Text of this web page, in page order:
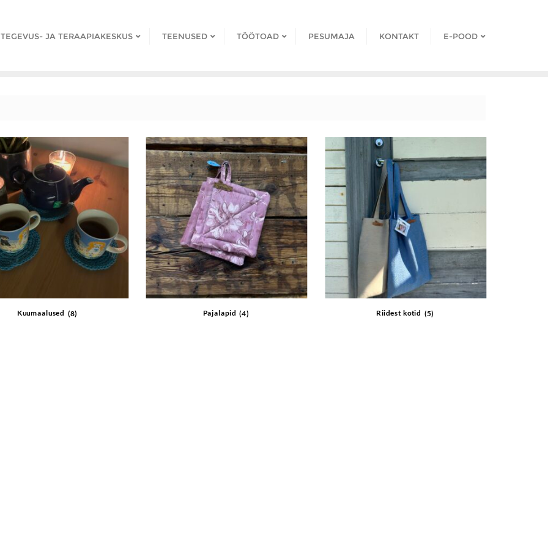
TEGEVUS- JA TERAAPIAKESKUS TEENUSED TÖÖTOAD PESUMAJA KONTAKT E-POOD
Kuumaalused (8) Pajalapid (4) Riidest kotid (5)